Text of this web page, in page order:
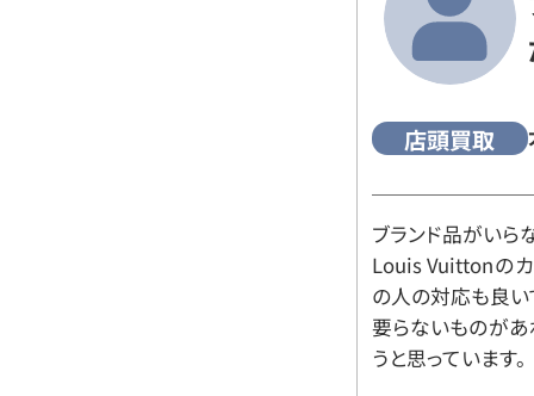
店頭買取
ブランド品がいら
Louis Vuittonの
の人の対応も良い
要らないものがあ
うと思っています。